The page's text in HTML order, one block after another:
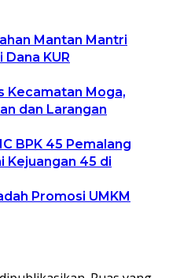
Mantan Mantri
KUR
Kecamatan Moga,
dan Larangan
BPK 45 Pemalang
Kejuangan 45 di
Promosi UMKM